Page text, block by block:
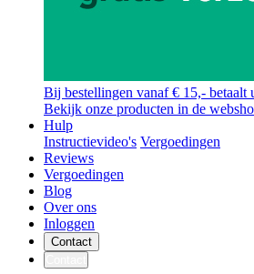
Bij bestellingen vanaf € 15,- betaalt
Bekijk onze producten in de
Hulp
Instructievideo's Vergoedingen
Reviews
Vergoedingen
Blog
Over ons
Inloggen
Contact